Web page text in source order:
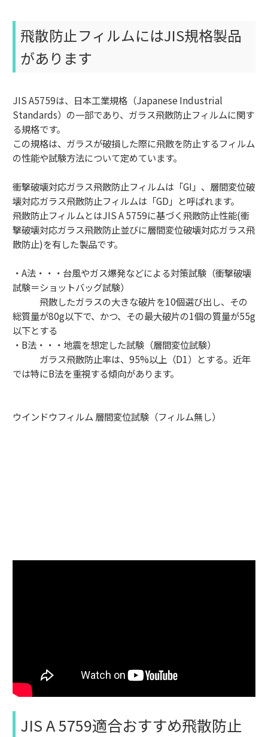
飛散防止フィルムにはJIS規格製品
があります
JIS A5759は、日本工業規格（Japanese Industrial
Standards）の一部であり、ガラス飛散防止フィルムに関す
る規格です。
この規格は、ガラスが破損した際に飛散を防止するフィルム
の性能や試験方法について定めています。
衝撃破壊対応ガラス飛散防止フィルムは「GI」、層間変位破
壊対応ガラス飛散防止フィルムは「GD」と呼ばれます。
飛散防止フィルムとはJIS A 5759に基づく飛散防止性能(衝
撃破壊対応ガラス飛散防止並びに層間変位破壊対応ガラス飛
散防止)を有した製品です。
・A法・・・台風やガス爆発などによる対策試験（衝撃破壊
試験＝ショットバッグ試験）
飛散したガラスの大きな破片を10個選び出し、その
総質量が80g以下で、かつ、その最大破片の1個の質量が55g
以下とする
・B法・・・地震を想定した試験（層間変位試験）
ガラス飛散防止率は、95%以上（D1）とする。近年
では特にB法を重視する傾向があります。
ウインドウフィルム 層間変位試験（フィルム無し）
JIS A 5759適合おすすめ飛散防止